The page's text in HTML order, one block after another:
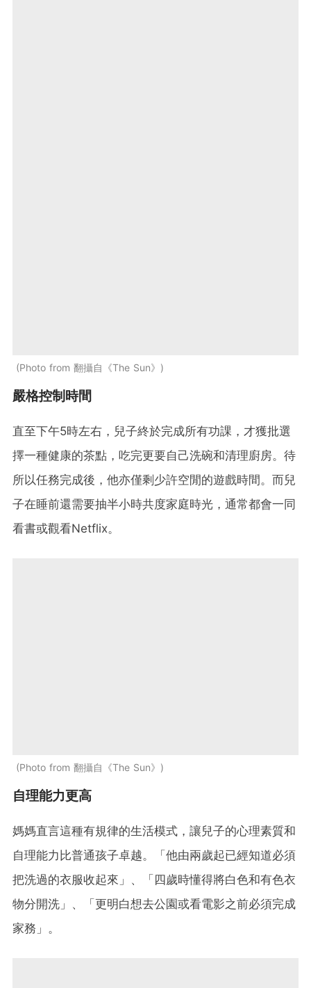
Photo from 翻攝自《The Sun》
嚴格控制時間
直至下午5時左右，兒子終於完成所有功課，才獲批選
擇一種健康的茶點，吃完更要自己洗碗和清理廚房。待
所以任務完成後，他亦僅剩少許空閒的遊戲時間。而兒
子在睡前還需要抽半小時共度家庭時光，通常都會一同
看書或觀看Netflix。
Photo from 翻攝自《The Sun》
自理能力更高
媽媽直言這種有規律的生活模式，讓兒子的心理素質和
自理能力比普通孩子卓越。「他由兩歲起已經知道必須
把洗過的衣服收起來」、「四歲時懂得將白色和有色衣
物分開洗」、「更明白想去公園或看電影之前必須完成
家務」。